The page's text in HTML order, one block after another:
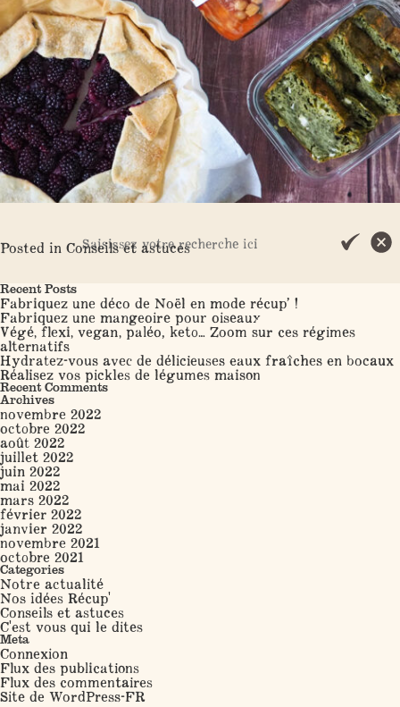
Posted in Conseils et astuces
Recent Posts
Fabriquez une déco de Noël en mode récup’ !
Fabriquez une mangeoire pour oiseaux
Végé, flexi, vegan, paléo, keto… Zoom sur ces régimes
alternatifs
Hydratez-vous avec de délicieuses eaux fraîches en bocaux
Réalisez vos pickles de légumes maison
Recent Comments
Archives
novembre 2022
octobre 2022
août 2022
juillet 2022
juin 2022
mai 2022
mars 2022
février 2022
janvier 2022
novembre 2021
octobre 2021
Categories
Notre actualité
Nos idées Récup'
Conseils et astuces
C'est vous qui le dites
Meta
Connexion
Flux des publications
Flux des commentaires
Site de WordPress-FR